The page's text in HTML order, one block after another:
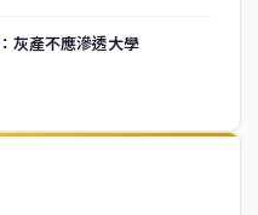
灰產不應滲透大學
曼谷的中文新聞媒體，致力於